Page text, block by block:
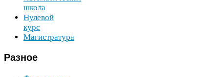
школа
Нулевой
курс
Магистратура
Разное